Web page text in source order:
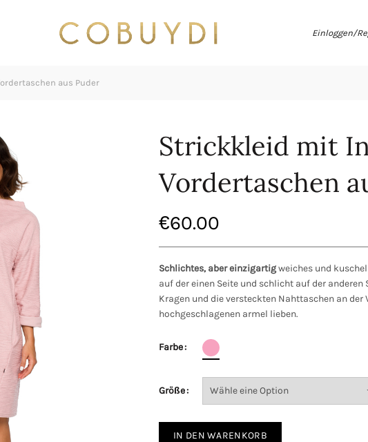
Einloggen/
aus Puder
Strickkleid mit
Vordertaschen
€60.00
Schlichtes, aber einzigartigweiches und
auf der einen Seite und schlicht auf der anderen
Kragen und die versteckten Nahttaschen an der
hochgeschlagenen armel lieben.
Farbe
Größe
IN DEN WARENKORB